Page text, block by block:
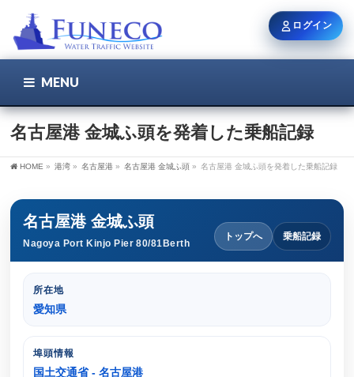
MENU
名古屋港 金城ふ頭を発着した乗船記録
HOME » 港湾 » 名古屋港 » 名古屋港 金城ふ頭 » 名古屋港 金城ふ頭を発着した乗船記録
名古屋港 金城ふ頭
Nagoya Port Kinjo Pier 80/81Berth
トップへ 乗船記録
所在地
愛知県
埠頭情報
国土交通省 - 名古屋港
ログイン
ユーザー名 / メール
ログイン状態を保持